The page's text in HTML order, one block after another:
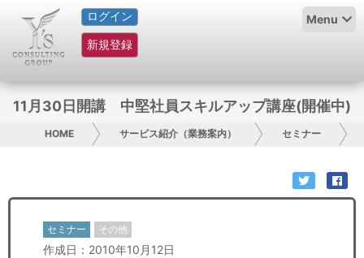
ログイン
新規登録
Menu
HOME
サービス紹介
グループ概要
日本人にPR
11月30日開講 中堅社員スキルアップ講座(開催中)
HOME サービス紹介（業務案内） セミナー
セミナー その他
作成日：2010年10月12日